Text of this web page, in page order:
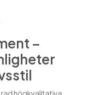
–
högkvalitativa